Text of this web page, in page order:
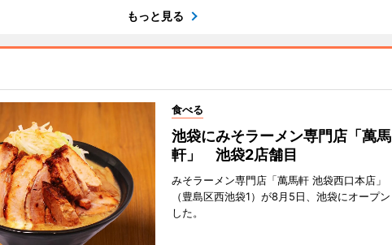
もっと見る
食べる
池袋にみそラーメン専門店「萬馬
軒」 池袋2店舗目
みそラーメン専門店「萬馬軒 池袋西口本店」
（豊島区西池袋1）が8月5日、池袋にオープン
した。